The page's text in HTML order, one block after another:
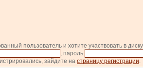
пользователь и хотите участвовать в
, пароль
зайдите на страницу регистрации.